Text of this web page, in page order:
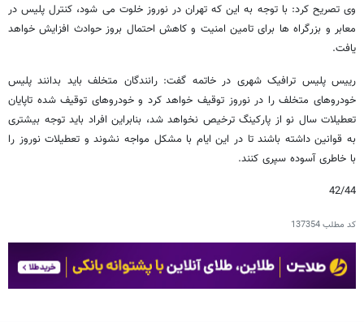
وی تصریح کرد: با توجه به این که تهران در نوروز خلوت می شود، کنترل پلیس در
معابر و بزرگراه ها برای تامین امنیت و کاهش احتمال بروز حوادث افزایش خواهد
یافت.
رییس پلیس ترافیک شهری در خاتمه گفت: رانندگان متخلف باید بدانند پلیس
خودروهای متخلف را در نوروز توقیف خواهد کرد و خودروهای توقیف شده تاپایان
تعطیلات سال نو از پارکینگ ترخیص نخواهد شد، بنابراین افراد باید توجه بیشتری
به قوانین داشته باشند تا در این ایام با مشکل مواجه نشوند و تعطیلات نوروز را
با خاطری آسوده سپری کنند.
42/44
کد مطلب137354